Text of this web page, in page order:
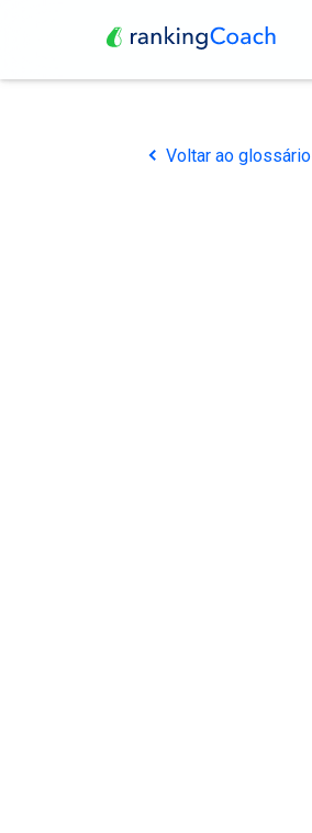
Voltar ao glossário